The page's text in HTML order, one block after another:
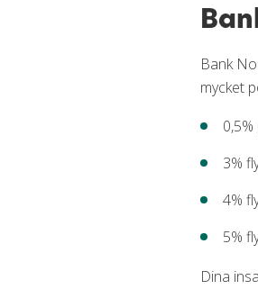
Bank
mycket
3%
4%
5%
Dina